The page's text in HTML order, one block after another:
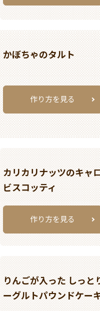
かぼちゃのタルト
作り方を見る
カリカリナッツのキャ
ビスコッティ
作り方を見る
りんごが入った しっと
ーグルトパウンドケー